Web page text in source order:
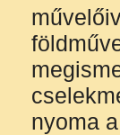
nyoma